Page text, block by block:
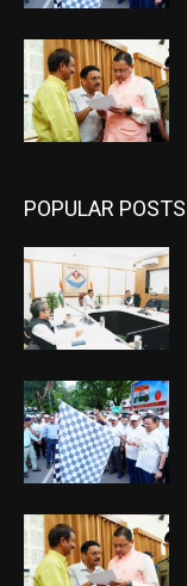
POPULAR POSTS